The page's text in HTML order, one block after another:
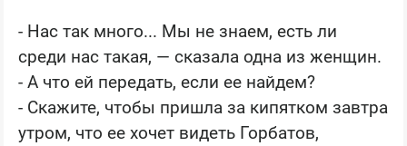
- Нас так много... Мы не знаем, есть ли
среди нас такая, — сказала одна из женщин.
- А что ей передать, если ее найдем?
- Скажите, чтобы пришла за кипятком завтра
утром, что ее хочет видеть Горбатов,